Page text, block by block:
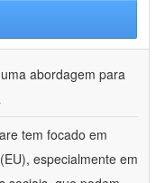
abordagem para
tem focado em
especialmente em